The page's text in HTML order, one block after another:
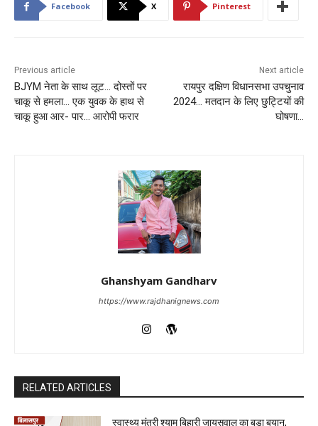
Facebook X Pinterest
Previous article
BJYM नेता के साथ लूट… दोस्तों पर
चाकू से हमला… एक युवक के हाथ से
चाकू हुआ आर- पार… आरोपी फरार
Next article
रायपुर दक्षिण विधानसभा उपचुनाव
2024… मतदान के लिए छुट्टियों की
घोषणा…
Ghanshyam Gandharv
https://www.rajdhanignews.com
RELATED ARTICLES
स्वास्थ्य मंत्री श्याम बिहारी जायसवाल का बड़ा बयान,